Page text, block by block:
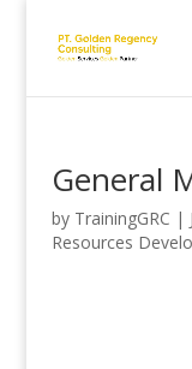
General
by TrainingGRC |
Resources